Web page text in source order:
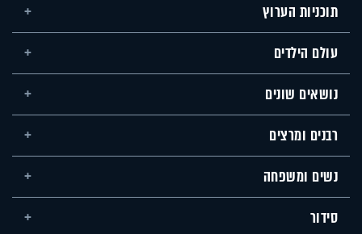
תוכניות הערוץ
עולם הילדים
נושאים שונים
רבנים ומרצים
נשים ומשפחה
סידור